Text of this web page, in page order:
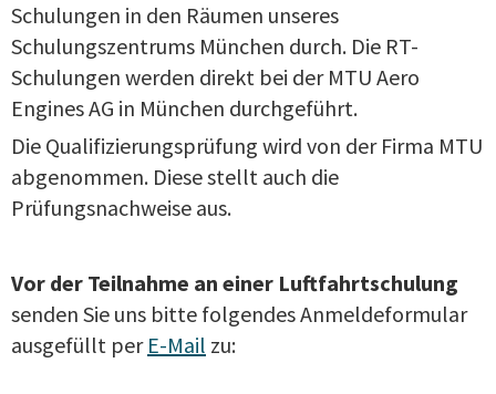
Schulungen in den Räumen unseres
Schulungszentrums München durch. Die RT-
Schulungen werden direkt bei der MTU Aero
Engines AG in München durchgeführt.
Die Qualifizierungsprüfung wird von der Firma MTU
abgenommen. Diese stellt auch die
Prüfungsnachweise aus.
Vor der Teilnahme an einer Luftfahrtschulung
senden Sie uns bitte folgendes Anmeldeformular
ausgefüllt per E-Mail zu: